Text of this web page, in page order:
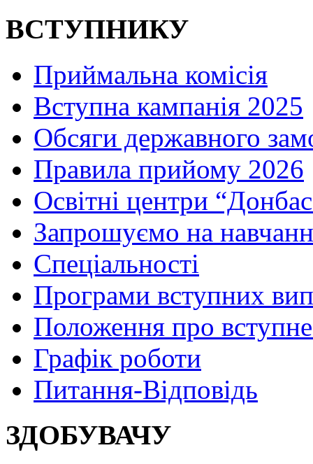
ВСТУПНИКУ
Приймальна комісія
Вступна кампанія 2025
Обсяги державного
Правила прийому 2026
Освітні центри
Запрошуємо на
Спеціальності
Програми вступних
Положення про
Графік роботи
Питання-Відповідь
ЗДОБУВАЧУ